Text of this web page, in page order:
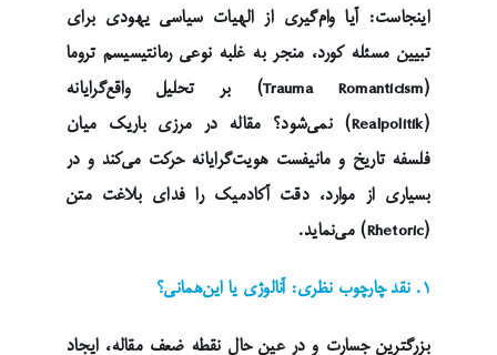
اینجاست: آیا وام‌گیری از الهیات سیاسی یهودی برای
تبیین مسئله کورد، منجر به غلبه نوعی رمانتیسیسم تروما
(Trauma Romanticism) بر تحلیل واقع‌گرایانه
(Realpolitik) نمی‌شود؟ مقاله در مرزی باریک میان
فلسفه تاریخ و مانیفست هویت‌گرایانه حرکت می‌کند و در
بسیاری از موارد، دقت آکادمیک را فدای بلاغت متن
(Rhetoric) می‌نماید.
۱. نقد چارچوب نظری: آنالوژی یا این‌همانی؟
بزرگترین جسارت و در عین حال نقطه ضعف مقاله، ایجاد